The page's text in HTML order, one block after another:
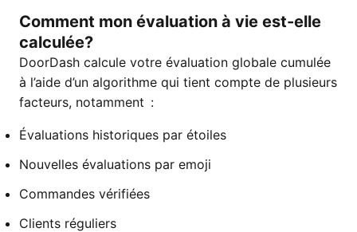
Comment mon évaluation à vie est-elle
calculée?
DoorDash calcule votre évaluation globale cumulée
à l’aide d’un algorithme qui tient compte de plusieurs
facteurs, notamment :
Évaluations historiques par étoiles
Nouvelles évaluations par emoji
Commandes vérifiées
Clients réguliers